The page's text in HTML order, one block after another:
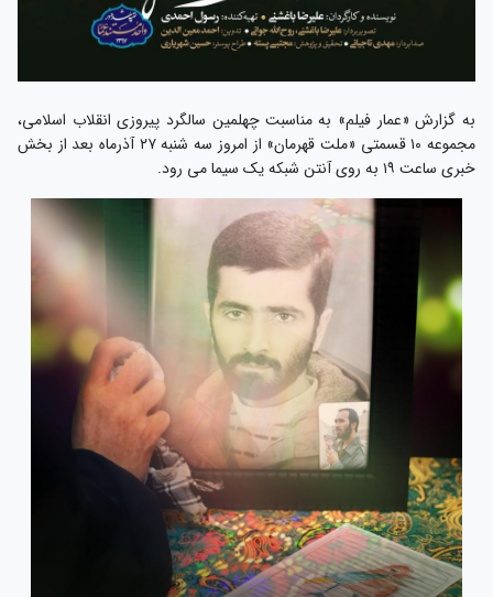
به گزارش «عمار فیلم» به مناسبت چهلمین سالگرد پیروزی انقلاب اسلامی،
مجموعه ۱۰ قسمتی «ملت قهرمان» از امروز سه شنبه ۲۷ آذرماه بعد از بخش
خبری ساعت ۱۹ به روی آنتن شبکه یک سیما می رود.